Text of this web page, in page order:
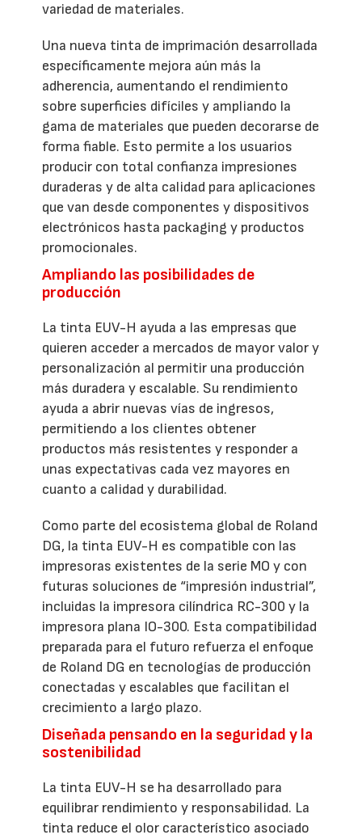
variedad de materiales.
Una nueva tinta de imprimación desarrollada
específicamente mejora aún más la
adherencia, aumentando el rendimiento
sobre superficies difíciles y ampliando la
gama de materiales que pueden decorarse de
forma fiable. Esto permite a los usuarios
producir con total confianza impresiones
duraderas y de alta calidad para aplicaciones
que van desde componentes y dispositivos
electrónicos hasta packaging y productos
promocionales.
Ampliando las posibilidades de
producción
La tinta EUV-H ayuda a las empresas que
quieren acceder a mercados de mayor valor y
personalización al permitir una producción
más duradera y escalable. Su rendimiento
ayuda a abrir nuevas vías de ingresos,
permitiendo a los clientes obtener
productos más resistentes y responder a
unas expectativas cada vez mayores en
cuanto a calidad y durabilidad.
Como parte del ecosistema global de Roland
DG, la tinta EUV-H es compatible con las
impresoras existentes de la serie MO y con
futuras soluciones de “impresión industrial”,
incluidas la impresora cilíndrica RC-300 y la
impresora plana IO-300. Esta compatibilidad
preparada para el futuro refuerza el enfoque
de Roland DG en tecnologías de producción
conectadas y escalables que facilitan el
crecimiento a largo plazo.
Diseñada pensando en la seguridad y la
sostenibilidad
La tinta EUV-H se ha desarrollado para
equilibrar rendimiento y responsabilidad. La
tinta reduce el olor característico asociado